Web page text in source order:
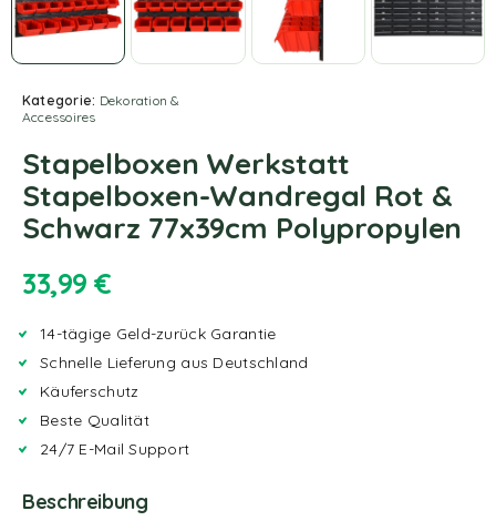
Kategorie: Dekoration &
Accessoires
Stapelboxen Werkstatt
Stapelboxen-Wandregal Rot &
Schwarz 77x39cm Polypropylen
33,99 €
14-tägige Geld-zurück Garantie
Schnelle Lieferung aus Deutschland
Käuferschutz
Beste Qualität
24/7 E-Mail Support
Beschreibung